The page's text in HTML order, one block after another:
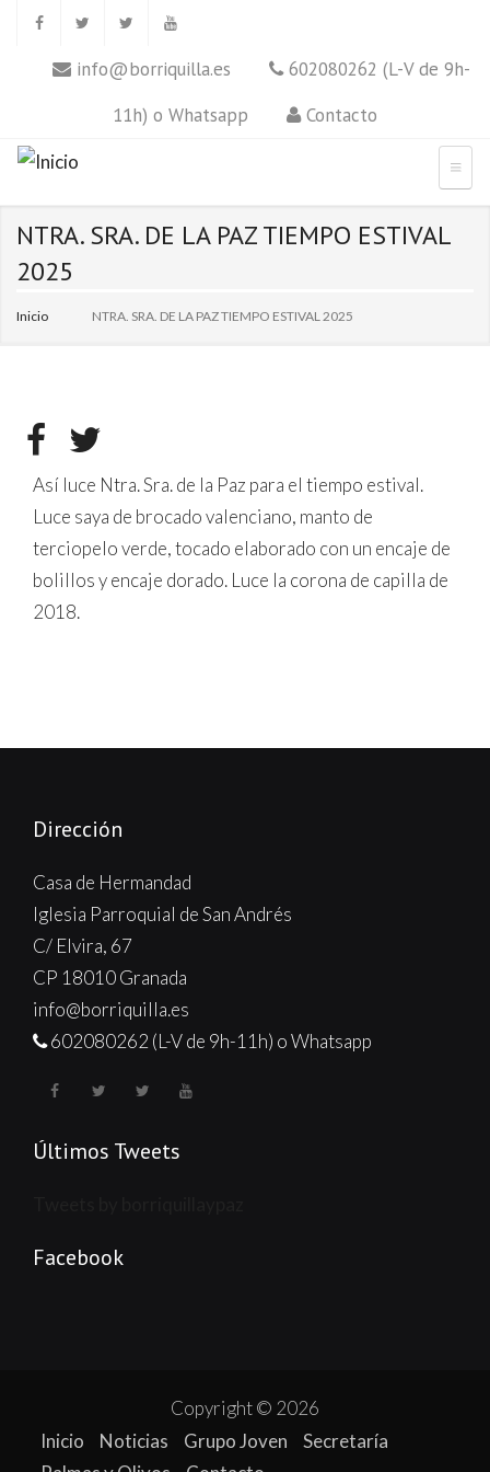
info@borriquilla.es
602080262 (L-V de 9h-
11h) o Whatsapp
Contacto
NTRA. SRA. DE LA PAZ TIEMPO ESTIVAL
2025
Inicio NTRA. SRA. DE LA PAZ TIEMPO ESTIVAL 2025
Así luce Ntra. Sra. de la Paz para el tiempo estival.
Luce saya de brocado valenciano, manto de
terciopelo verde, tocado elaborado con un encaje de
bolillos y encaje dorado. Luce la corona de capilla de
2018.
Dirección
Casa de Hermandad
Iglesia Parroquial de San Andrés
C/ Elvira, 67
CP 18010 Granada
info@borriquilla.es
602080262 (L-V de 9h-11h) o Whatsapp
Últimos Tweets
Facebook
Copyright © 2026
Inicio
Noticias Grupo Joven
Secretaría